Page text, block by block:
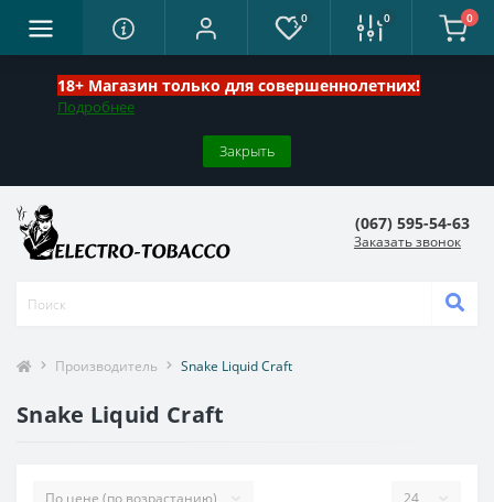
18+ Магазин только для совершеннолетних!
Подробнее
Закрыть
0 0 0
(067) 595-54-63
Заказать звонок
Производитель Snake Liquid Craft
Snake Liquid Craft